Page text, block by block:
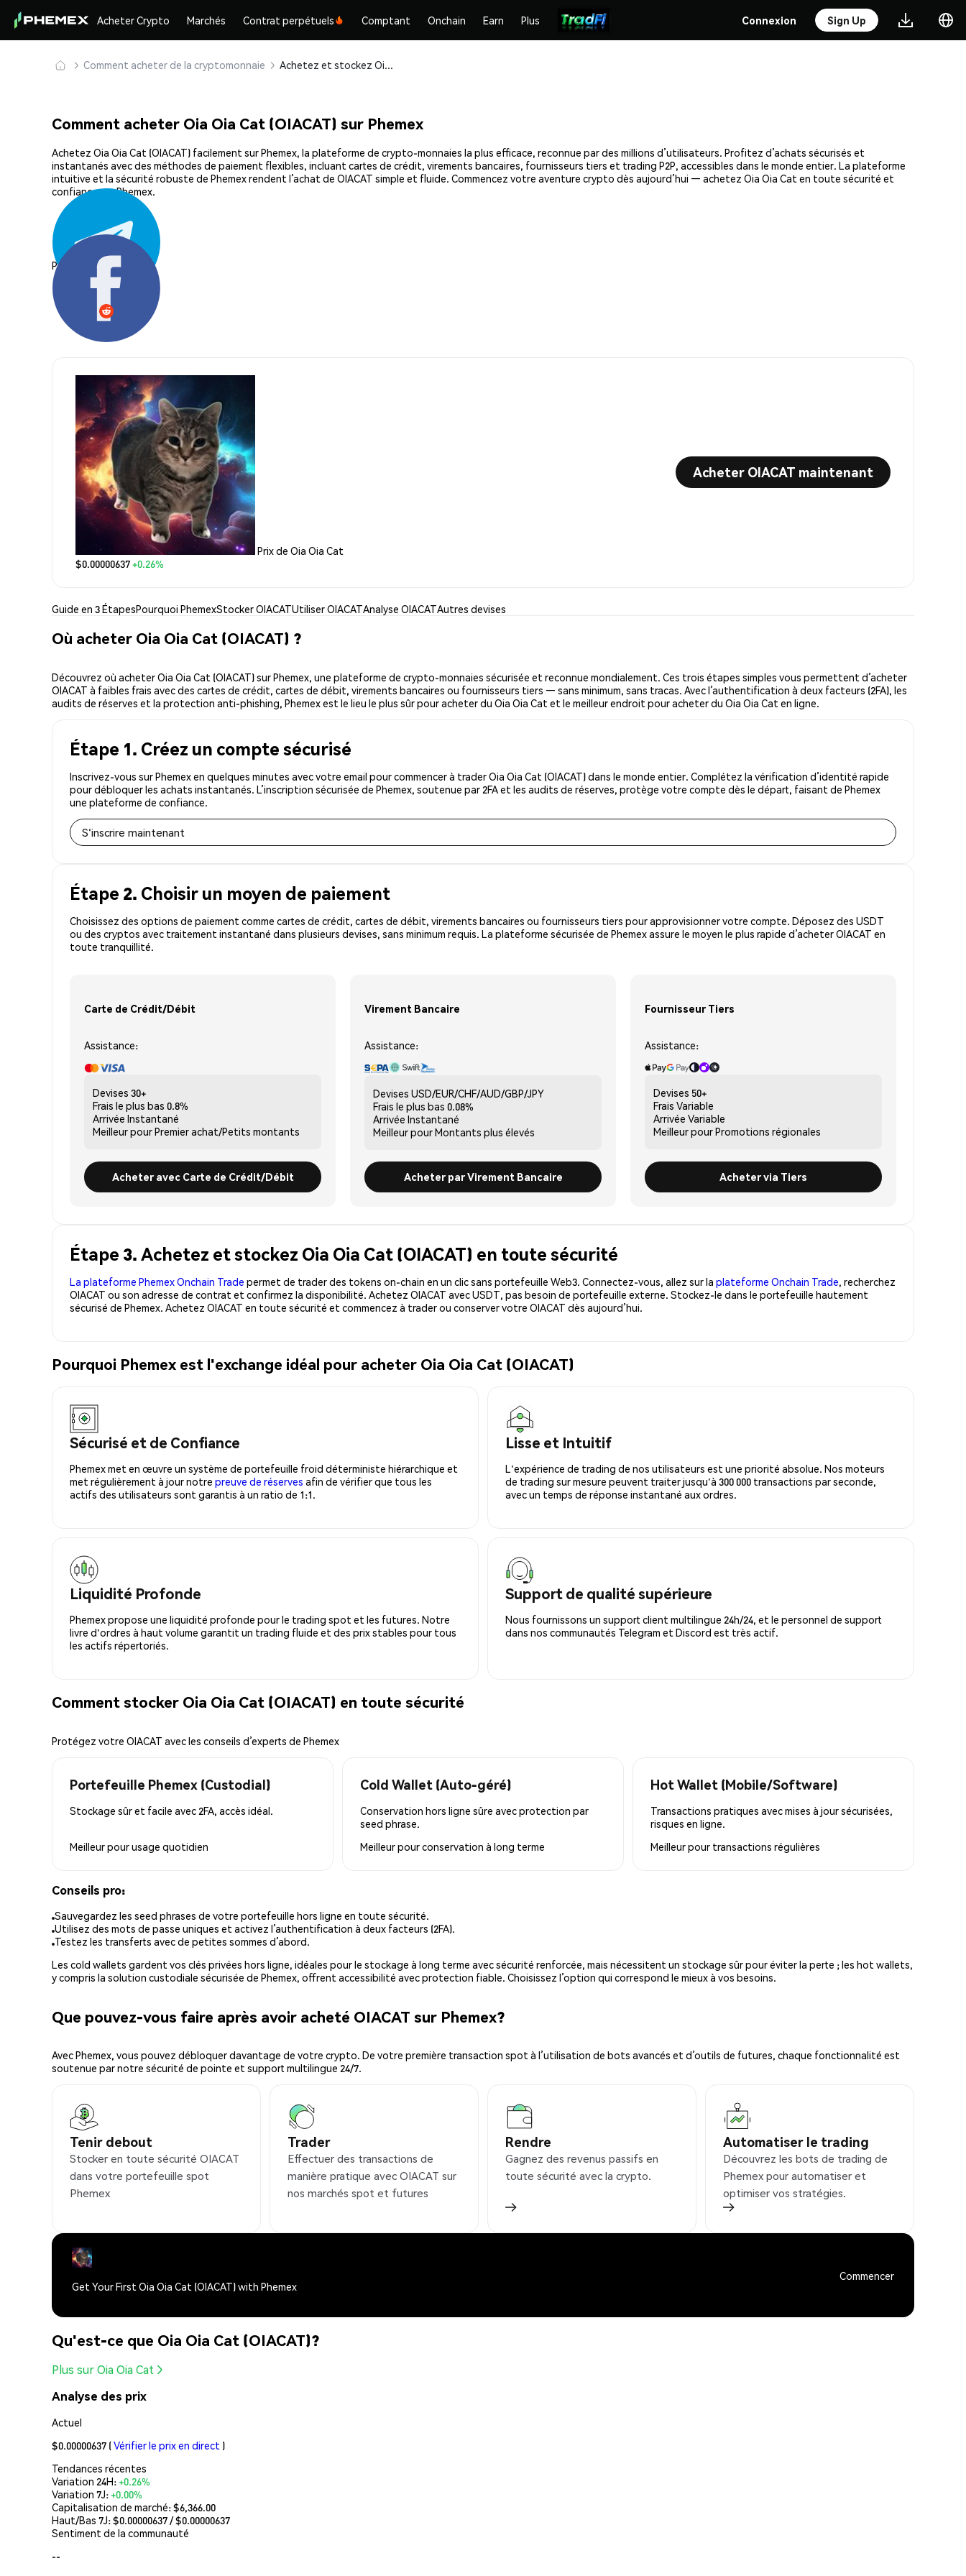
Acheter Crypto Marchés Contrat perpétuels Comptant Onchain Earn Plus Connexion Sign Up
Comment acheter de la cryptomonnaie Achetez et stockez Oia Oia Cat (OIACAT) en toute sécurité
Comment acheter Oia Oia Cat (OIACAT) sur Phemex
Achetez Oia Oia Cat (OIACAT) facilement sur Phemex, la plateforme de crypto-monnaies la plus efficace, reconnue par des millions d’utilisateurs. Profitez d’achats sécurisés et
instantanés avec des méthodes de paiement flexibles, incluant cartes de crédit, virements bancaires, fournisseurs tiers et trading P2P, accessibles dans le monde entier. La plateforme
intuitive et la sécurité robuste de Phemex rendent l’achat de OIACAT simple et fluide. Commencez votre aventure crypto dès aujourd’hui — achetez Oia Oia Cat en toute sécurité et
confiance sur Phemex.
Partager:
Prix de Oia Oia Cat
$0.00000637+0.26%
Acheter OIACAT maintenant
Guide en 3 ÉtapesPourquoi PhemexStocker OIACATUtiliser OIACATAnalyse OIACATAutres devises
Où acheter Oia Oia Cat (OIACAT) ?
Découvrez où acheter Oia Oia Cat (OIACAT) sur Phemex, une plateforme de crypto-monnaies sécurisée et reconnue mondialement. Ces trois étapes simples vous permettent d’acheter
OIACAT à faibles frais avec des cartes de crédit, cartes de débit, virements bancaires ou fournisseurs tiers — sans minimum, sans tracas. Avec l’authentification à deux facteurs (2FA), les
audits de réserves et la protection anti-phishing, Phemex est le lieu le plus sûr pour acheter du Oia Oia Cat et le meilleur endroit pour acheter du Oia Oia Cat en ligne.
Étape 1. Créez un compte sécurisé
Inscrivez-vous sur Phemex en quelques minutes avec votre email pour commencer à trader Oia Oia Cat (OIACAT) dans le monde entier. Complétez la vérification d’identité rapide
pour débloquer les achats instantanés. L’inscription sécurisée de Phemex, soutenue par 2FA et les audits de réserves, protège votre compte dès le départ, faisant de Phemex
une plateforme de confiance.
S'inscrire maintenant
Étape 2. Choisir un moyen de paiement
Choisissez des options de paiement comme cartes de crédit, cartes de débit, virements bancaires ou fournisseurs tiers pour approvisionner votre compte. Déposez des USDT
ou des cryptos avec traitement instantané dans plusieurs devises, sans minimum requis. La plateforme sécurisée de Phemex assure le moyen le plus rapide d’acheter OIACAT en
toute tranquillité.
Carte de Crédit/Débit
Assistance:
Devises 30+
Frais le plus bas 0.8%
Arrivée Instantané
Meilleur pourPremier achat/Petits montants
Acheter avec Carte de Crédit/Débit
Virement Bancaire
Assistance:
Devises USD/EUR/CHF/AUD/GBP/JPY
Frais le plus bas 0.08%
Arrivée Instantané
Meilleur pourMontants plus élevés
Acheter par Virement Bancaire
Fournisseur Tiers
Assistance:
Devises 50+
Frais Variable
Arrivée Variable
Meilleur pourPromotions régionales
Acheter via Tiers
Étape 3. Achetez et stockez Oia Oia Cat (OIACAT) en toute sécurité
La plateforme Phemex Onchain Trade permet de trader des tokens on-chain en un clic sans portefeuille Web3. Connectez-vous, allez sur la plateforme Onchain Trade, recherchez
OIACAT ou son adresse de contrat et confirmez la disponibilité. Achetez OIACAT avec USDT, pas besoin de portefeuille externe. Stockez-le dans le portefeuille hautement
sécurisé de Phemex. Achetez OIACAT en toute sécurité et commencez à trader ou conserver votre OIACAT dès aujourd’hui.
Pourquoi Phemex est l'exchange idéal pour acheter Oia Oia Cat (OIACAT)
Sécurisé et de Confiance
Phemex met en œuvre un système de portefeuille froid déterministe hiérarchique et
met régulièrement à jour notre preuve de réserves afin de vérifier que tous les
actifs des utilisateurs sont garantis à un ratio de 1:1.
Lisse et Intuitif
L'expérience de trading de nos utilisateurs est une priorité absolue. Nos moteurs
de trading sur mesure peuvent traiter jusqu'à 300 000 transactions par seconde,
avec un temps de réponse instantané aux ordres.
Liquidité Profonde
Phemex propose une liquidité profonde pour le trading spot et les futures. Notre
livre d'ordres à haut volume garantit un trading fluide et des prix stables pour tous
les actifs répertoriés.
Support de qualité supérieure
Nous fournissons un support client multilingue 24h/24, et le personnel de support
dans nos communautés Telegram et Discord est très actif.
Comment stocker Oia Oia Cat (OIACAT) en toute sécurité
Protégez votre OIACAT avec les conseils d’experts de Phemex
Portefeuille Phemex (Custodial)
Stockage sûr et facile avec 2FA, accès idéal.
Meilleur pourusage quotidien
Cold Wallet (Auto-géré)
Conservation hors ligne sûre avec protection par
seed phrase.
Meilleur pourconservation à long terme
Hot Wallet (Mobile/Software)
Transactions pratiques avec mises à jour sécurisées,
risques en ligne.
Meilleur pour transactions régulières
Conseils pro:
Sauvegardez les seed phrases de votre portefeuille hors ligne en toute sécurité.
Utilisez des mots de passe uniques et activez l’authentification à deux facteurs (2FA).
Testez les transferts avec de petites sommes d’abord.
Les cold wallets gardent vos clés privées hors ligne, idéales pour le stockage à long terme avec sécurité renforcée, mais nécessitent un stockage sûr pour éviter la perte ; les hot wallets,
y compris la solution custodiale sécurisée de Phemex, offrent accessibilité avec protection fiable. Choisissez l’option qui correspond le mieux à vos besoins.
Que pouvez-vous faire après avoir acheté OIACAT sur Phemex?
Avec Phemex, vous pouvez débloquer davantage de votre crypto. De votre première transaction spot à l’utilisation de bots avancés et d’outils de futures, chaque fonctionnalité est
soutenue par notre sécurité de pointe et support multilingue 24/7.
Tenir debout
Stocker en toute sécurité OIACAT
dans votre portefeuille spot
Phemex
Trader
Effectuer des transactions de
manière pratique avec OIACAT sur
nos marchés spot et futures
Rendre
Gagnez des revenus passifs en
toute sécurité avec la crypto.
Automatiser le trading
Découvrez les bots de trading de
Phemex pour automatiser et
optimiser vos stratégies.
Get Your First Oia Oia Cat (OIACAT) with Phemex
Commencer
Qu'est-ce que Oia Oia Cat (OIACAT)?
Plus sur Oia Oia Cat
Analyse des prix
Actuel
$0.00000637 (Vérifier le prix en direct )
Tendances récentes
Variation 24H:+0.26%
Variation 7J:+0.00%
Capitalisation de marché:$6,366.00
Haut/Bas 7J: $0.00000637/ $0.00000637
Sentiment de la communauté
--